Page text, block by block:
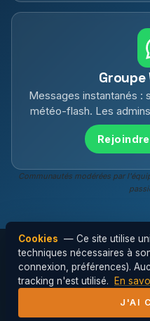
Messages instantanés :
météo-flash. Les
Communautés modérées par
© 2026 Cabri'AIR
l'Hérault ·
Cookies — Ce site utilise
techniques nécessaires à
connexion, préférences).
tracking n'est utilisé.
En
J'AI